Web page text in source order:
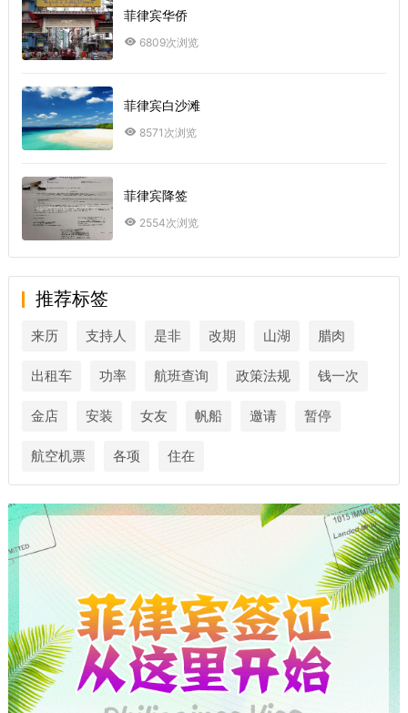
菲律宾华侨
6809次浏览
菲律宾白沙滩
8571次浏览
菲律宾降签
2554次浏览
推荐标签
来历 支持人 是非 改期 山湖 腊肉
出租车 功率 航班查询 政策法规 钱一次
金店 安装 女友 帆船 邀请 暂停
航空机票 各项 住在